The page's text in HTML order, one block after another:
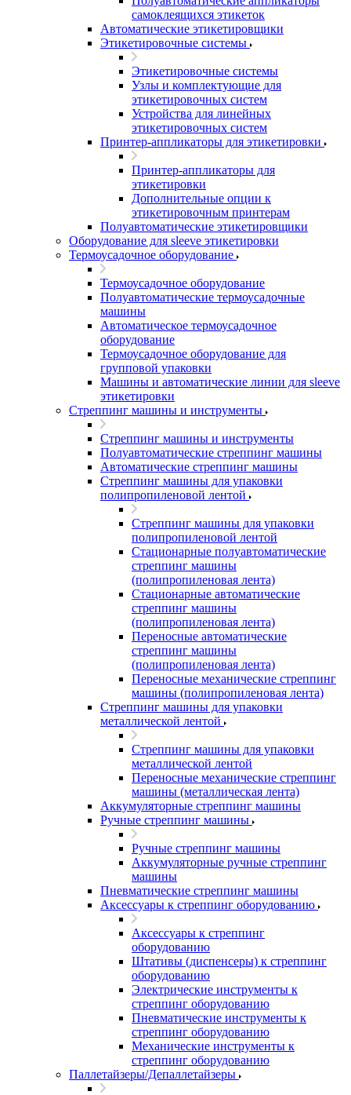
самоклеящихся этикеток
Автоматические этикетировщики
Этикетировочные системы
Этикетировочные системы
Узлы и комплектующие для
этикетировочных систем
Устройства для линейных
этикетировочных систем
Принтер-аппликаторы для этикетировки
Принтер-аппликаторы для
этикетировки
Дополнительные опции к
этикетировочным принтерам
Полуавтоматические этикетировщики
Оборудование для sleeve этикетировки
Термоусадочное оборудование
Термоусадочное оборудование
Полуавтоматические термоусадочные
машины
Автоматическое термоусадочное
оборудование
Термоусадочное оборудование для
групповой упаковки
Машины и автоматические линии для sleeve
этикетировки
Стреппинг машины и инструменты
Стреппинг машины и инструменты
Полуавтоматические стреппинг машины
Автоматические стреппинг машины
Стреппинг машины для упаковки
полипропиленовой лентой
Стреппинг машины для упаковки
полипропиленовой лентой
Стационарные полуавтоматические
стреппинг машины
(полипропиленовая лента)
Стационарные автоматические
стреппинг машины
(полипропиленовая лента)
Переносные автоматические
стреппинг машины
(полипропиленовая лента)
Переносные механические стреппинг
машины (полипропиленовая лента)
Стреппинг машины для упаковки
металлической лентой
Стреппинг машины для упаковки
металлической лентой
Переносные механические стреппинг
машины (металлическая лента)
Аккумуляторные стреппинг машины
Ручные стреппинг машины
Ручные стреппинг машины
Аккумуляторные ручные стреппинг
машины
Пневматические стреппинг машины
Аксессуары к стреппинг оборудованию
Аксессуары к стреппинг
оборудованию
Штативы (диспенсеры) к стреппинг
оборудованию
Электрические инструменты к
стреппинг оборудованию
Пневматические инструменты к
стреппинг оборудованию
Механические инструменты к
стреппинг оборудованию
Паллетайзеры/Депаллетайзеры